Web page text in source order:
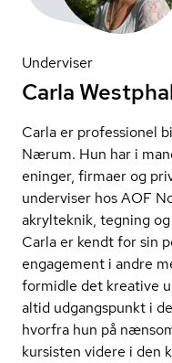
Underviser
Carla
Carla er professionel
Nærum. Hun har i
e­nin­ger, firmaer og
underviser hos AOF
akrylteknik, tegning
Carla er kendt for sin
engagement i andre
formidle det kreative
altid udgangspunkt i
hvorfra hun på
kursisten videre i den